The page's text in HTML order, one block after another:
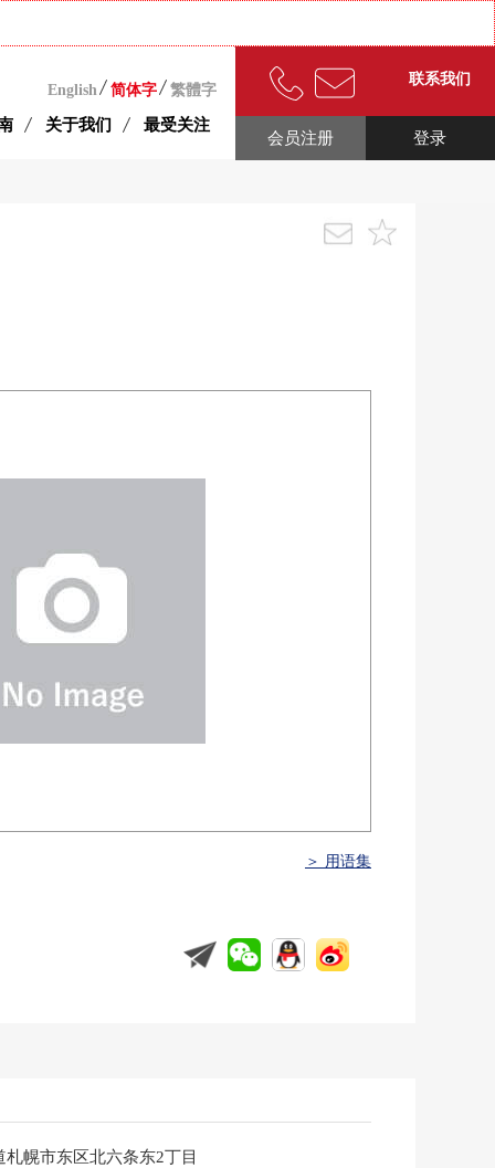
English 简体字 繁體字
关于我们 最受关注
联系我们
登录
会员注册
＞ 用语集
札幌市东区北六条东2丁目